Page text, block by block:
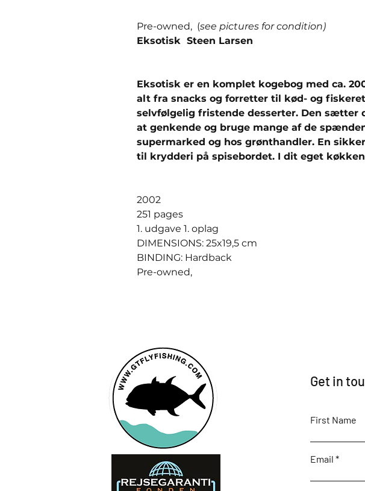
Pre-owned, (see pictures for condition)
Eksotisk Steen Larsen
Eksotisk er en komplet kogebog med ca.
alt fra snacks og forretter til kød- og
selvfølgelig fristende desserter. Den sætter
at genkende og bruge mange af de
supermarked og hos grønthandler. En
til krydderi på spisebordet. I dit eget
2002
251 pages
1. udgave 1. oplag
DIMENSIONS: 25x19,5 cm
BINDING: Hardback
Pre-owned,
Get in
First Name
Email